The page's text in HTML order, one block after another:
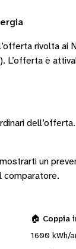
rivolta
L’offerta è
un
comparatore.
🏠 Coppia
1600 kWh/